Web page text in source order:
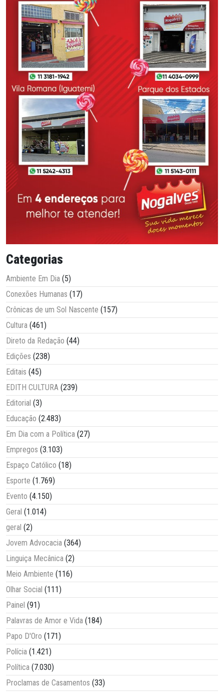
Categorias
Ambiente Em Dia (5)
Conexões Humanas (17)
Crônicas de um Sol Nascente (157)
Cultura (461)
Direto da Redação (44)
Edições (238)
Editais (45)
EDITH CULTURA (239)
Editorial (3)
Educação (2.483)
Em Dia com a Política (27)
Empregos (3.103)
Espaço Católico (18)
Esporte (1.769)
Evento (4.150)
Geral (1.014)
geral (2)
Jovem Advocacia (364)
Linguiça Mecânica (2)
Meio Ambiente (116)
Olhar Social (111)
Painel (91)
Palavras de Amor e Vida (184)
Papo D'Oro (171)
Polícia (1.421)
Política (7.030)
Proclamas de Casamentos (33)